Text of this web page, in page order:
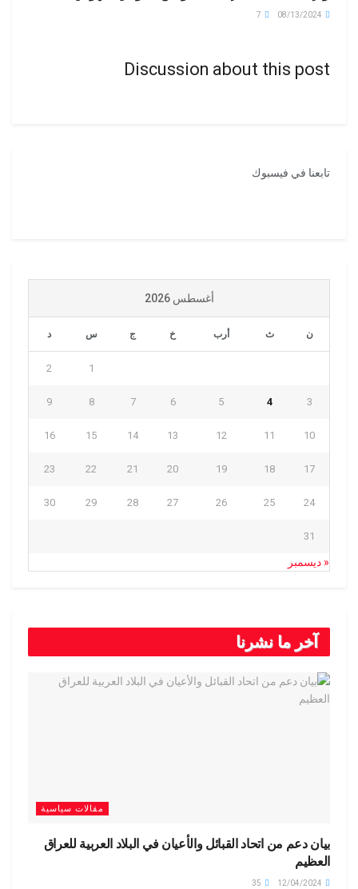
Discussion about this post
تابعنا في فيسبوك
أغسطس 2026
ن ث أرب خ ج س د
1
2
3
4
5
6
7
8
9
10
11
12
13
14
15
16
17
18
19
20
21
22
23
24
25
26
27
28
29
30
31
« ديسمبر
آخر ما نشرنا
مقالات سياسية
بيان دعم من اتحاد القبائل والأعيان في البلاد العربية للعراق
العظيم